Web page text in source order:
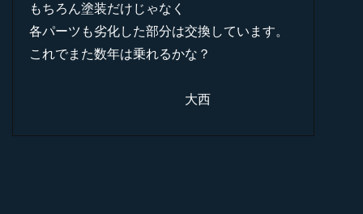
もちろん塗装だけじゃなく
各パーツも劣化した部分は交換しています。
これでまた数年は乗れるかな？
大西